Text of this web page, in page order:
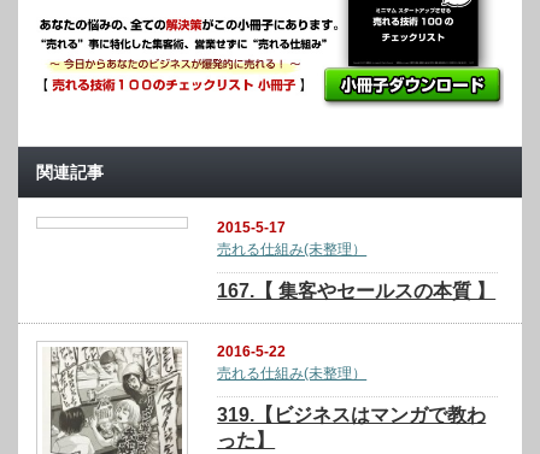
関連記事
2015-5-17
売れる仕組み(未整理）
167.【 集客やセールスの本質 】
2016-5-22
売れる仕組み(未整理）
319.【ビジネスはマンガで教わ
った】